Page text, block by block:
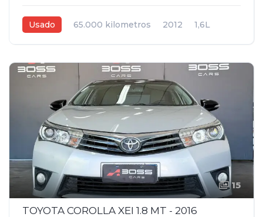
Usado 65.000 kilometros 2012
1,6L
15
TOYOTA COROLLA XEI 1.8 MT - 2016